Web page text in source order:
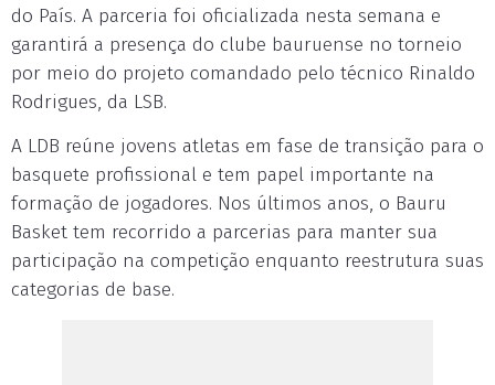
do País. A parceria foi oficializada nesta semana e
garantirá a presença do clube bauruense no torneio
por meio do projeto comandado pelo técnico Rinaldo
Rodrigues, da LSB.
A LDB reúne jovens atletas em fase de transição para o
basquete profissional e tem papel importante na
formação de jogadores. Nos últimos anos, o Bauru
Basket tem recorrido a parcerias para manter sua
participação na competição enquanto reestrutura suas
categorias de base.